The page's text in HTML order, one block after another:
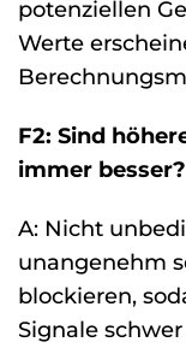
potenziellen
Werte
F2: Sind
immer besser?
A: Nicht
unangenehm
blockieren,
Signale